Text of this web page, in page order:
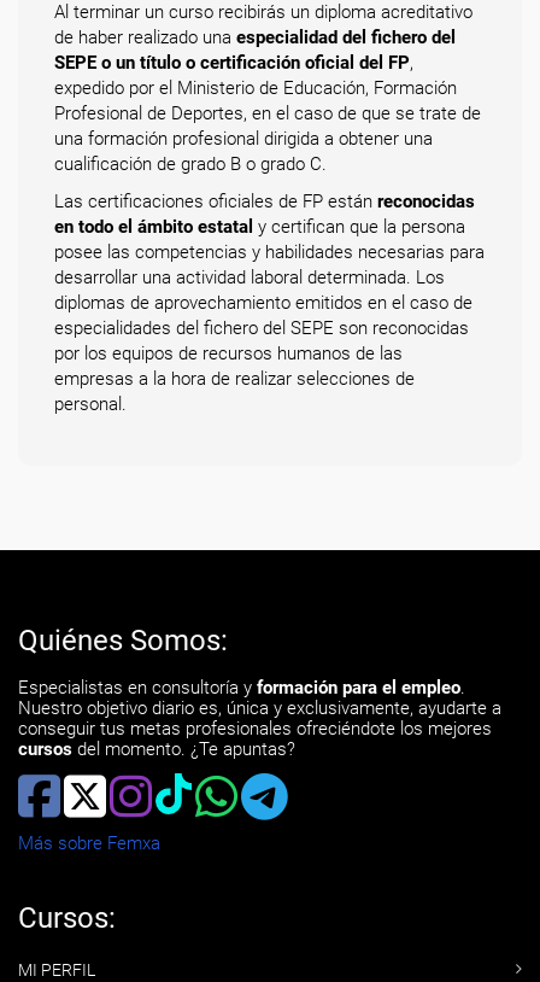
Al terminar un curso recibirás un diploma acreditativo
de haber realizado una especialidad del fichero del
SEPE o un título o certificación oficial del FP,
expedido por el Ministerio de Educación, Formación
Profesional de Deportes, en el caso de que se trate de
una formación profesional dirigida a obtener una
cualificación de grado B o grado C.
Las certificaciones oficiales de FP están reconocidas
en todo el ámbito estatal y certifican que la persona
posee las competencias y habilidades necesarias para
desarrollar una actividad laboral determinada. Los
diplomas de aprovechamiento emitidos en el caso de
especialidades del fichero del SEPE son reconocidas
por los equipos de recursos humanos de las
empresas a la hora de realizar selecciones de
personal.
Quiénes Somos:
Especialistas en consultoría y formación para el empleo.
Nuestro objetivo diario es, única y exclusivamente, ayudarte a
conseguir tus metas profesionales ofreciéndote los mejores
cursos del momento. ¿Te apuntas?
Más sobre Femxa
Cursos:
MI PERFIL